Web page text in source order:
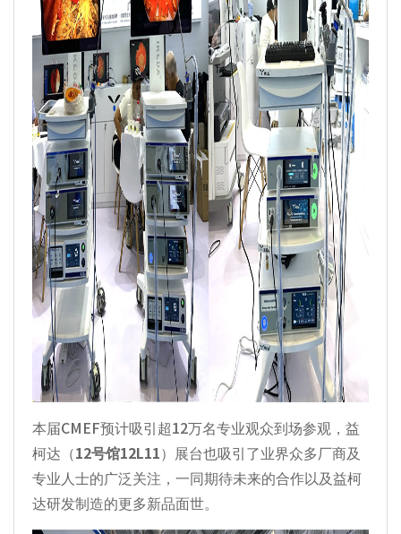
本届CMEF预计吸引超12万名专业观众到场参观，益
柯达（12号馆12L11 ）展台也吸引了业界众多厂商及
专业人士的广泛关注，一同期待未来的合作以及益柯
达研发制造的更多新品面世。